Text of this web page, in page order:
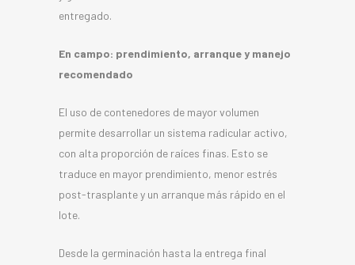
entregado.
En campo: prendimiento, arranque y manejo
recomendado
El uso de contenedores de mayor volumen
permite desarrollar un sistema radicular activo,
con alta proporción de raíces finas. Esto se
traduce en mayor prendimiento, menor estrés
post-trasplante y un arranque más rápido en el
lote.
Desde la germinación hasta la entrega final